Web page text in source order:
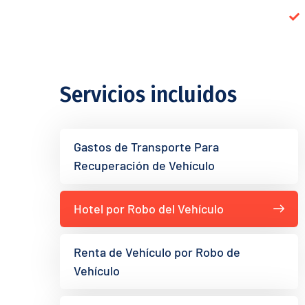
Servicios incluidos
Gastos de Transporte Para
Recuperación de Vehículo
Hotel por Robo del Vehículo
Renta de Vehículo por Robo de
Vehículo